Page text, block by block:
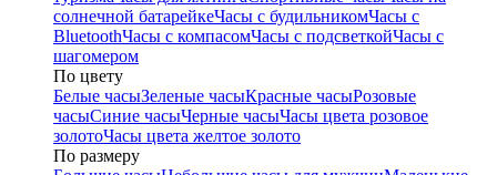
солнечной батарейкеЧасы с будильникомЧасы с
BluetoothЧасы с компасомЧасы с подсветкойЧасы с
шагомером
По цвету
Белые часыЗеленые часыКрасные часыРозовые
часыСиние часыЧерные часыЧасы цвета розовое
золотоЧасы цвета желтое золото
По размеру